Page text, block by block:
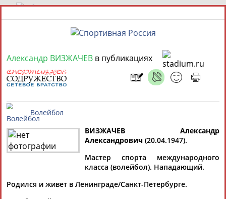
8 августа 2026 года,
СПОРТСМЕНЫ, ТРЕНЕРЫ И СПЕЦИАЛИСТЫ
Найдено: 13181персон
Мария
Юлия
Александр ВИЗЖАЧЕВ в публикациях
Волейбол
ВИЗЖАЧЕВ Александр
Александрович (20.04.1947).
Мастер спорта международного
класса (волейбол). Нападающий.
Родился и живет в Ленинграде/Санкт-Петербурге.